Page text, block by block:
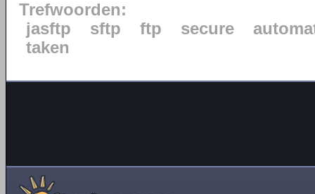
Trefwoorden:
jasftp
sftp ftp secure
taken